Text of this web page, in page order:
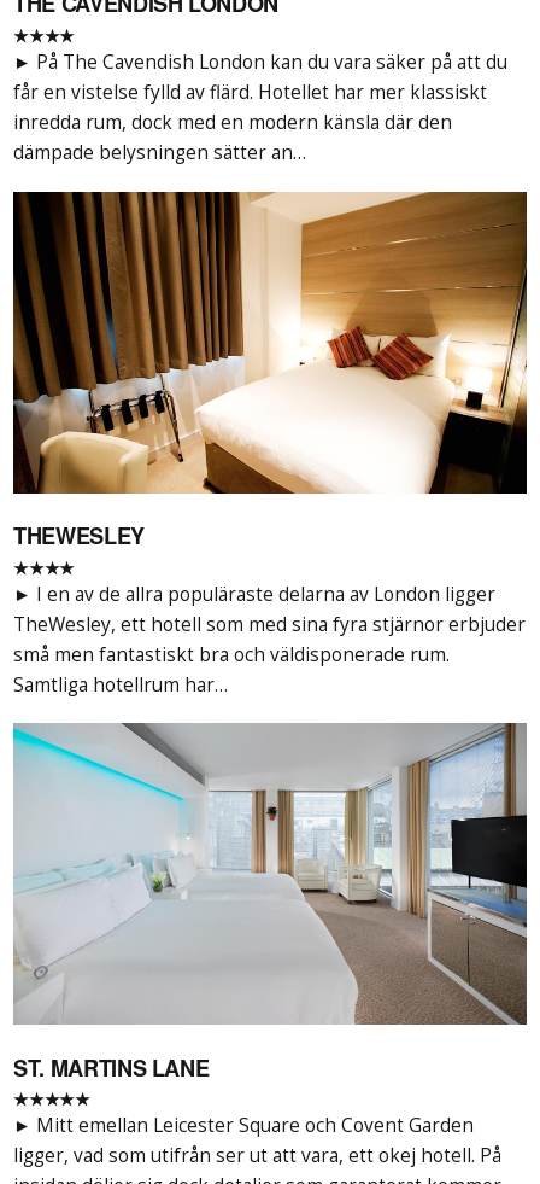
★★★★
► På The Cavendish London kan du vara säker på att du
får en vistelse fylld av flärd. Hotellet har mer klassiskt
inredda rum, dock med en modern känsla där den
dämpade belysningen sätter an…
THEWESLEY
★★★★
► I en av de allra populäraste delarna av London ligger
TheWesley, ett hotell som med sina fyra stjärnor erbjuder
små men fantastiskt bra och väldisponerade rum.
Samtliga hotellrum har…
ST. MARTINS LANE
★★★★★
► Mitt emellan Leicester Square och Covent Garden
ligger, vad som utifrån ser ut att vara, ett okej hotell. På